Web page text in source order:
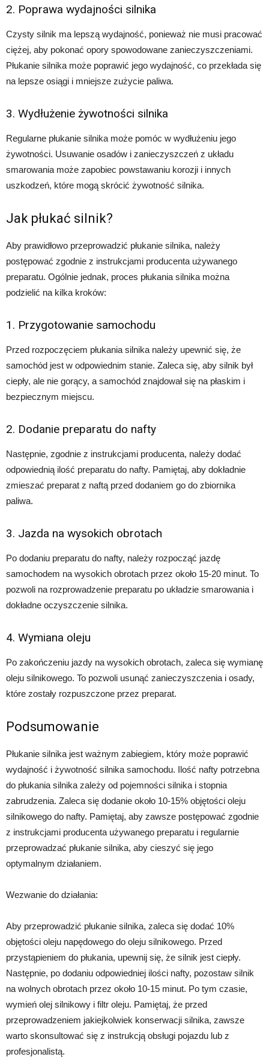
2. Poprawa wydajności silnika
Czysty silnik ma lepszą wydajność, ponieważ nie musi pracować
ciężej, aby pokonać opory spowodowane zanieczyszczeniami.
Płukanie silnika może poprawić jego wydajność, co przekłada się
na lepsze osiągi i mniejsze zużycie paliwa.
3. Wydłużenie żywotności silnika
Regularne płukanie silnika może pomóc w wydłużeniu jego
żywotności. Usuwanie osadów i zanieczyszczeń z układu
smarowania może zapobiec powstawaniu korozji i innych
uszkodzeń, które mogą skrócić żywotność silnika.
Jak płukać silnik?
Aby prawidłowo przeprowadzić płukanie silnika, należy
postępować zgodnie z instrukcjami producenta używanego
preparatu. Ogólnie jednak, proces płukania silnika można
podzielić na kilka kroków:
1. Przygotowanie samochodu
Przed rozpoczęciem płukania silnika należy upewnić się, że
samochód jest w odpowiednim stanie. Zaleca się, aby silnik był
ciepły, ale nie gorący, a samochód znajdował się na płaskim i
bezpiecznym miejscu.
2. Dodanie preparatu do nafty
Następnie, zgodnie z instrukcjami producenta, należy dodać
odpowiednią ilość preparatu do nafty. Pamiętaj, aby dokładnie
zmieszać preparat z naftą przed dodaniem go do zbiornika
paliwa.
3. Jazda na wysokich obrotach
Po dodaniu preparatu do nafty, należy rozpocząć jazdę
samochodem na wysokich obrotach przez około 15-20 minut. To
pozwoli na rozprowadzenie preparatu po układzie smarowania i
dokładne oczyszczenie silnika.
4. Wymiana oleju
Po zakończeniu jazdy na wysokich obrotach, zaleca się wymianę
oleju silnikowego. To pozwoli usunąć zanieczyszczenia i osady,
które zostały rozpuszczone przez preparat.
Podsumowanie
Płukanie silnika jest ważnym zabiegiem, który może poprawić
wydajność i żywotność silnika samochodu. Ilość nafty potrzebna
do płukania silnika zależy od pojemności silnika i stopnia
zabrudzenia. Zaleca się dodanie około 10-15% objętości oleju
silnikowego do nafty. Pamiętaj, aby zawsze postępować zgodnie
z instrukcjami producenta używanego preparatu i regularnie
przeprowadzać płukanie silnika, aby cieszyć się jego
optymalnym działaniem.
Wezwanie do działania:
Aby przeprowadzić płukanie silnika, zaleca się dodać 10%
objętości oleju napędowego do oleju silnikowego. Przed
przystąpieniem do płukania, upewnij się, że silnik jest ciepły.
Następnie, po dodaniu odpowiedniej ilości nafty, pozostaw silnik
na wolnych obrotach przez około 10-15 minut. Po tym czasie,
wymień olej silnikowy i filtr oleju. Pamiętaj, że przed
przeprowadzeniem jakiejkolwiek konserwacji silnika, zawsze
warto skonsultować się z instrukcją obsługi pojazdu lub z
profesjonalistą.